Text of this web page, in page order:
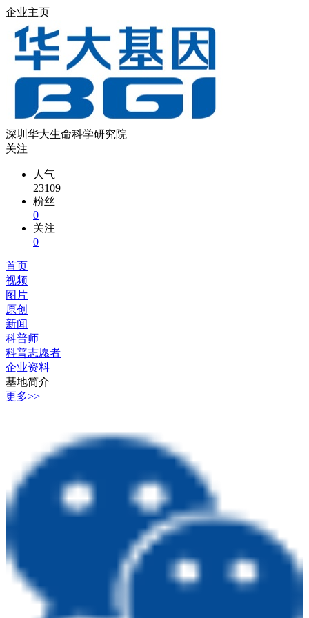
企业主页
深圳华大生命科学研究院
关注
人气
23109
粉丝
0
关注
0
首页
视频
图片
原创
新闻
科普师
科普志愿者
企业资料
基地简介
更多>>